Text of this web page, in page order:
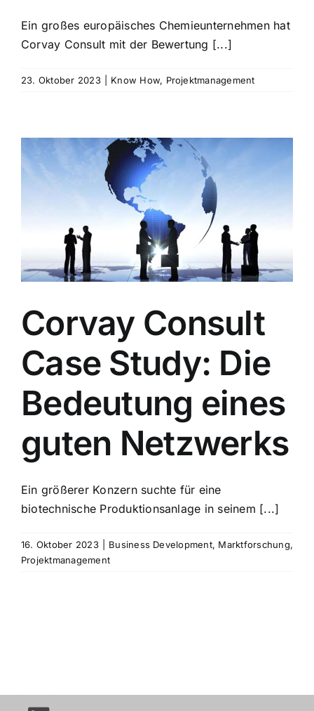
Ein großes europäisches Chemieunternehmen hat
Corvay Consult mit der Bewertung [...]
23. Oktober 2023 Know How, Projektmanagement
Corvay Consult
Case Study: Die
Bedeutung eines
guten Netzwerks
Ein größerer Konzern suchte für eine
biotechnische Produktionsanlage in seinem [...]
16. Oktober 2023 Business Development, Marktforschung,
Projektmanagement